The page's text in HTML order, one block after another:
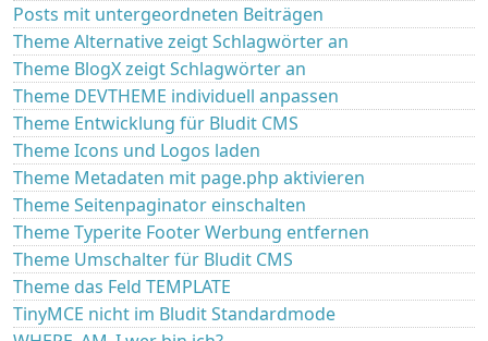
Posts mit untergeordneten Beiträgen
Theme Alternative zeigt Schlagwörter an
Theme BlogX zeigt Schlagwörter an
Theme DEVTHEME individuell anpassen
Theme Entwicklung für Bludit CMS
Theme Icons und Logos laden
Theme Metadaten mit page.php aktivieren
Theme Seitenpaginator einschalten
Theme Typerite Footer Werbung entfernen
Theme Umschalter für Bludit CMS
Theme das Feld TEMPLATE
TinyMCE nicht im Bludit Standardmode